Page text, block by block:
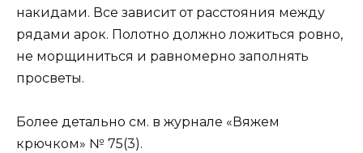
накидами. Все зависит от расстояния между
рядами арок. Полотно должно ложиться ровно,
не морщиниться и равномерно заполнять
просветы.
Более детально см. в журнале «Вяжем
крючком» № 75(3).